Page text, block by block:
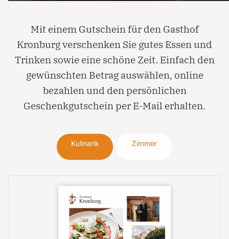
Mit einem Gutschein für den Gasthof
Kronburg verschenken Sie gutes Essen und
Trinken sowie eine schöne Zeit. Einfach den
gewünschten Betrag auswählen, online
bezahlen und den persönlichen
Geschenkgutschein per E-Mail erhalten.
Kulinarik Zimmer